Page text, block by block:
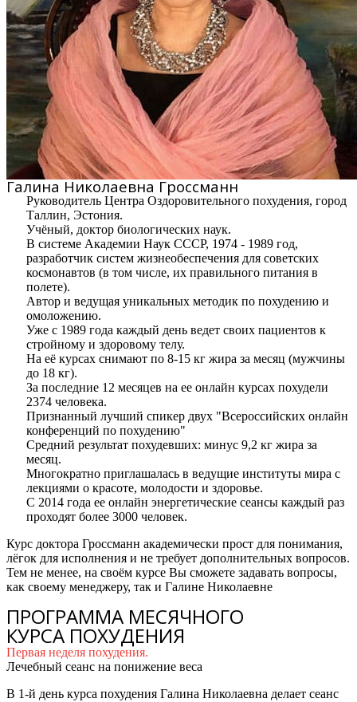
Галина Николаевна Гроссманн
Руководитель Центра Оздоровительного похудения, город
Таллин, Эстония.
Учёный, доктор биологических наук.
В системе Академии Наук СССР, 1974 - 1989 год,
разработчик систем жизнеобеспечения для советских
космонавтов (в том числе, их правильного питания в
полете).
Автор и ведущая уникальных методик по похудению и
омоложению.
Уже с 1989 года каждый день ведет своих пациентов к
стройному и здоровому телу.
На её курсах снимают по 8-15 кг жира за месяц (мужчины
до 18 кг).
За последние 12 месяцев на ее онлайн курсах похудели
2374 человека.
Признанный лучший спикер двух "Всероссийских онлайн
конференций по похудению"
Средний результат похудевших: минус 9,2 кг жира за
месяц.
Многократно приглашалась в ведущие институты мира с
лекциями о красоте, молодости и здоровье.
С 2014 года ее онлайн энергетические сеансы каждый раз
проходят более 3000 человек.
Курс доктора Гроссманн академически прост для понимания,
лёгок для исполнения и не требует дополнительных вопросов.
Тем не менее, на своём курсе Вы сможете задавать вопросы,
как своему менеджеру, так и Галине Николаевне
ПРОГРАММА МЕСЯЧНОГО
КУРСА ПОХУДЕНИЯ
Первая неделя похудения.
Лечебный сеанс на понижение веса
В 1-й день курса похудения Галина Николаевна делает сеанс